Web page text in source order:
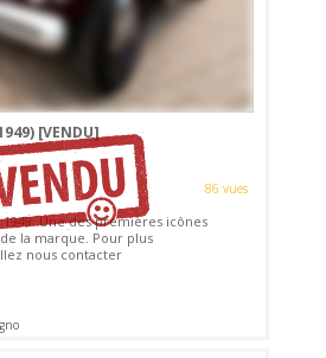
[VENDU]
86 vues
Une des premières icônes
la marque. Pour plus
nous contacter